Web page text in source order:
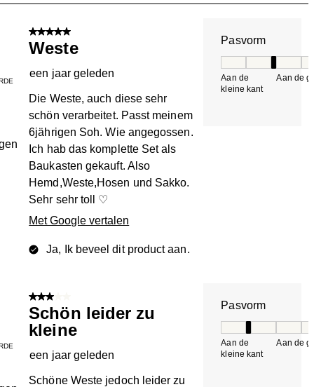
5 van 5 sterren.
Weste
een jaar geleden
Die Weste, auch diese sehr
schön verarbeitet. Passt meinem
6jährigen Soh. Wie angegossen.
Ich hab das komplette Set als
Baukasten gekauft. Also
Hemd,Weste,Hosen und Sakko.
Sehr sehr toll ♡
Met Google vertalen
Ja, Ik beveel dit product aan.
Pasvorm
Aan de
kleine kant
Aan de
3 van 5 sterren.
Schön leider zu
kleine
een jaar geleden
Schöne Weste jedoch leider zu
Pasvorm
Aan de
kleine kant
Aan de